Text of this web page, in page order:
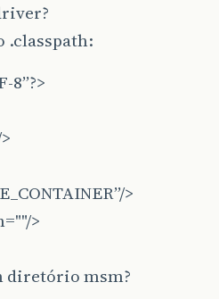
.classpath:
8”?>
>
>
diretório msm?